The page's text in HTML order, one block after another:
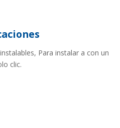
Para instalar a con un
clic.